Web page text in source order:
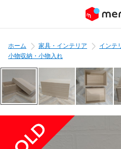
ホーム 家具・インテリア インテ
小物収納・小物入れ